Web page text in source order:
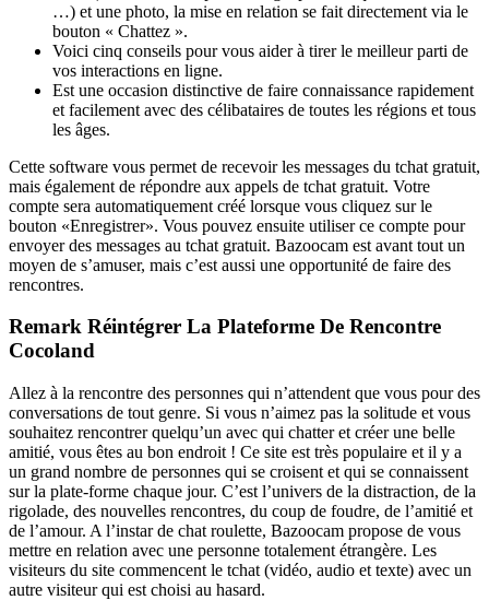
…) et une photo, la mise en relation se fait directement via le
bouton « Chattez ».
Voici cinq conseils pour vous aider à tirer le meilleur parti de
vos interactions en ligne.
Est une occasion distinctive de faire connaissance rapidement
et facilement avec des célibataires de toutes les régions et tous
les âges.
Cette software vous permet de recevoir les messages du tchat gratuit,
mais également de répondre aux appels de tchat gratuit. Votre
compte sera automatiquement créé lorsque vous cliquez sur le
bouton «Enregistrer». Vous pouvez ensuite utiliser ce compte pour
envoyer des messages au tchat gratuit. Bazoocam est avant tout un
moyen de s’amuser, mais c’est aussi une opportunité de faire des
rencontres.
Remark Réintégrer La Plateforme De Rencontre
Cocoland
Allez à la rencontre des personnes qui n’attendent que vous pour des
conversations de tout genre. Si vous n’aimez pas la solitude et vous
souhaitez rencontrer quelqu’un avec qui chatter et créer une belle
amitié, vous êtes au bon endroit ! Ce site est très populaire et il y a
un grand nombre de personnes qui se croisent et qui se connaissent
sur la plate-forme chaque jour. C’est l’univers de la distraction, de la
rigolade, des nouvelles rencontres, du coup de foudre, de l’amitié et
de l’amour. A l’instar de chat roulette, Bazoocam propose de vous
mettre en relation avec une personne totalement étrangère. Les
visiteurs du site commencent le tchat (vidéo, audio et texte) avec un
autre visiteur qui est choisi au hasard.